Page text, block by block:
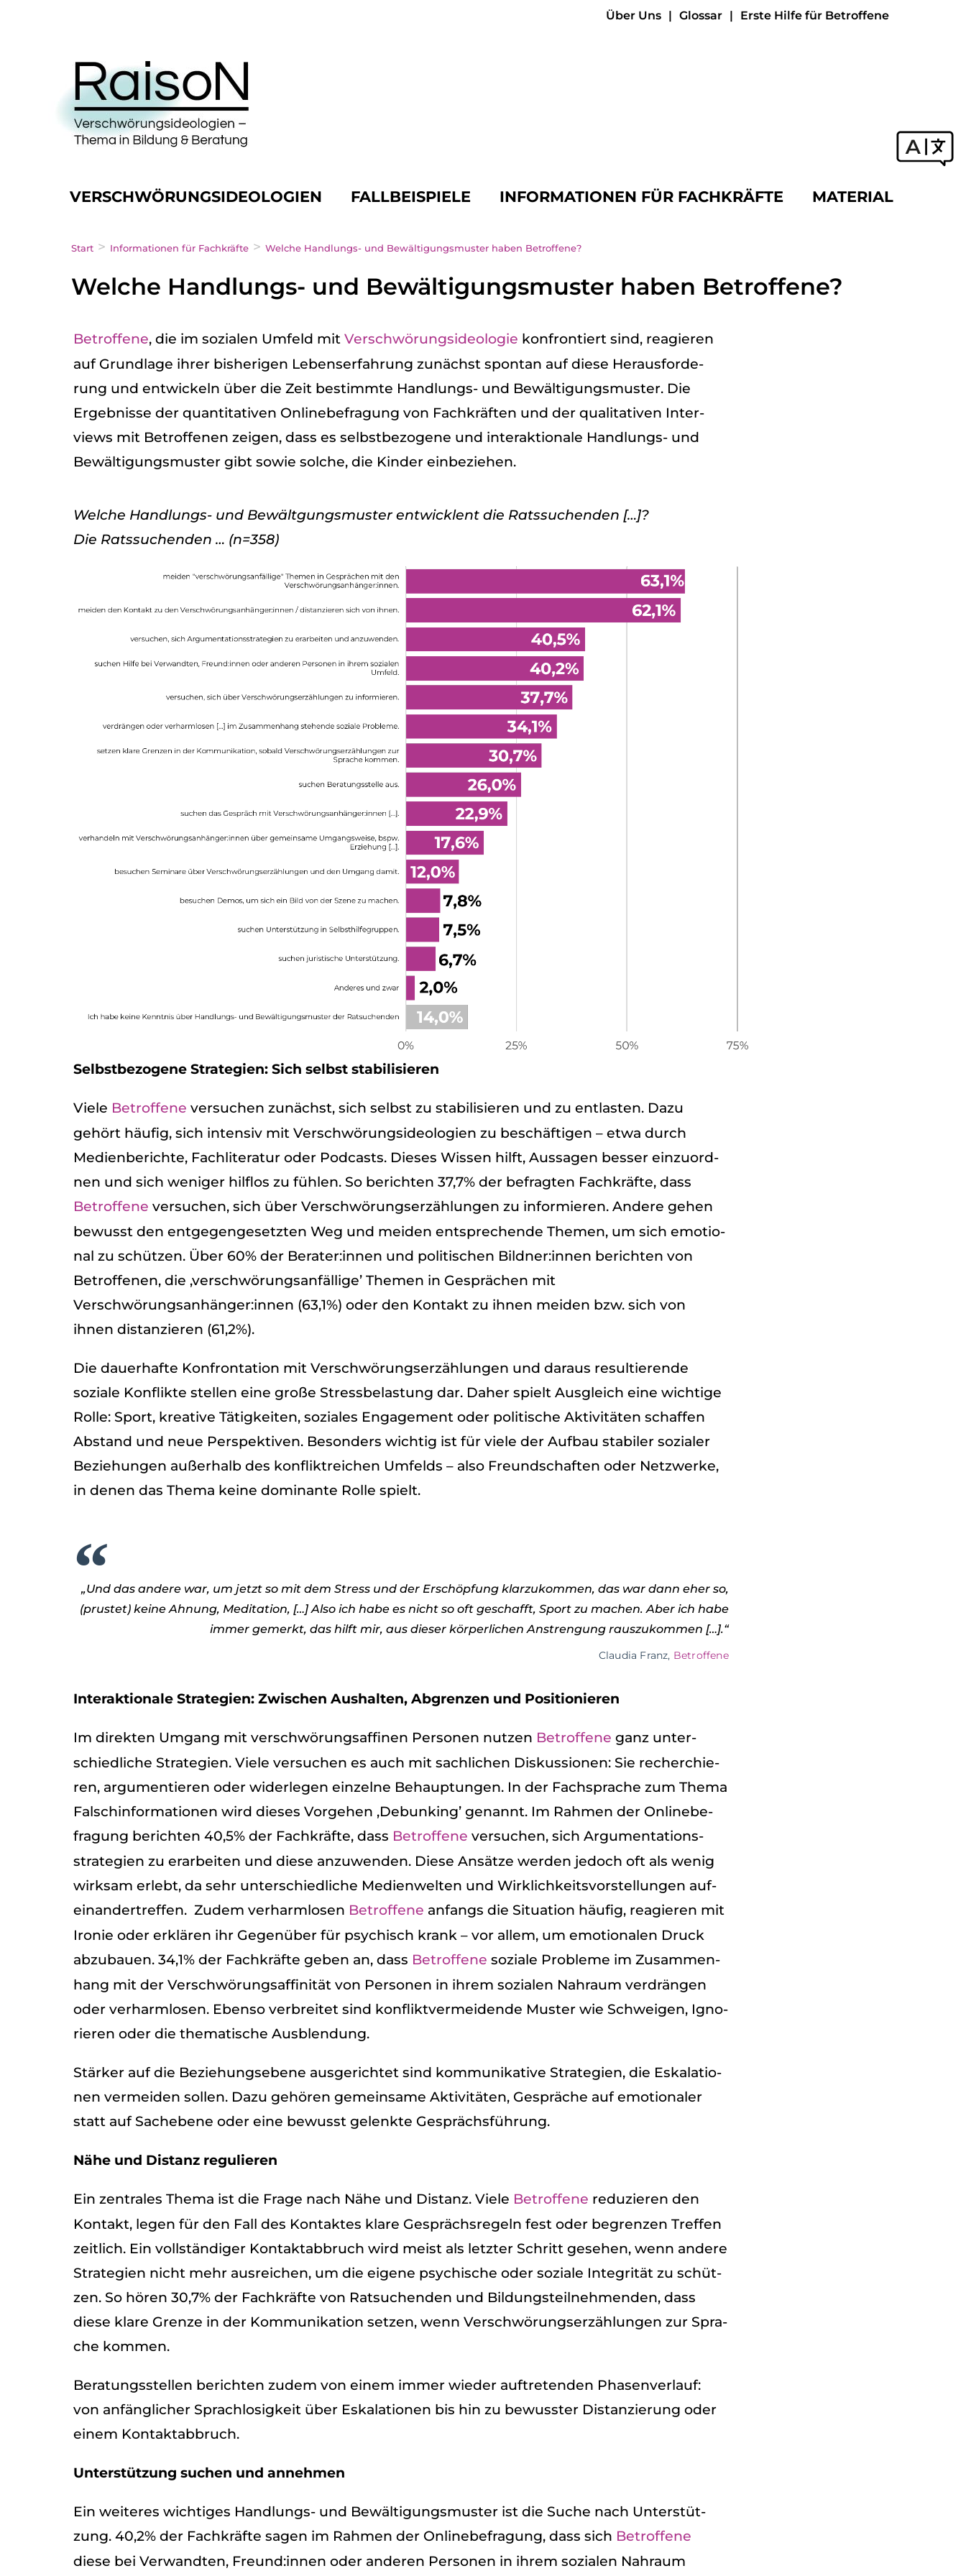
Über Uns Glossar Erste Hilfe für Betroffene
VERSCHWÖRUNGSIDEOLOGIEN FALLBEISPIELE INFORMATIONEN FÜR FACHKRÄFTE MATERIAL
Welche Handlungs- und Bewältigungsmuster haben Betroffene?
Start > Informationen für Fachkräfte > Welche Handlungs- und Bewältigungsmuster haben Betroffene?
Betrof­fene, die im sozia­len Umfeld mitVer­schwö­rungs­ideo­lo­gie kon­fron­tiert sind, reagie­ren
auf Grund­lage ihrer bis­he­ri­gen Lebens­er­fah­rung zunächst spon­tan auf diese Her­aus­for­de­
rung und ent­wi­ckeln über die Zeit bestimmte Hand­lungs- und Bewäl­ti­gungs­mus­ter. Die
Ergeb­nisse der quan­ti­ta­ti­ven Online­be­fra­gung von Fach­kräf­ten und der qua­li­ta­ti­ven Inter­
views mit Betrof­fe­nen zei­gen, dass es selbst­be­zo­gene und inter­ak­tio­nale Hand­lungs- und
Bewäl­ti­gungs­mus­ter gibt sowie sol­che, die Kin­der ein­be­zie­hen.
Wel­che Hand­lungs- und Bewält­gungs­mus­ter ent­wick­lent die Rats­su­chen­den […]?
Die Rats­su­chen­den … (n=358)
Selbst­be­zo­gene Stra­te­gien: Sich selbst sta­bi­li­sie­ren
Viele Betrof­fene ver­su­chen zunächst, sich selbst zu sta­bi­li­sie­ren und zu ent­las­ten. Dazu
gehört häu­fig, sich inten­siv mit Ver­schwö­rungs­ideo­lo­gien zu beschäf­ti­gen – etwa durch
Medi­en­be­richte, Fach­li­te­ra­tur oder Pod­casts. Die­ses Wis­sen hilft, Aus­sa­gen bes­ser ein­zu­ord­
nen und sich weni­ger hilf­los zu füh­len. So berich­ten 37,7% der befrag­ten Fach­kräfte, dass
Betrof­fene ver­su­chen, sich über Ver­schwö­rungs­er­zäh­lun­gen zu infor­mie­ren. Andere gehen
bewusst den ent­ge­gen­ge­setz­ten Weg und mei­den ent­spre­chende The­men, um sich emo­tio­
nal zu schüt­zen. Über 60% der Berater:innen und poli­ti­schen Bildner:innen berich­ten von
Betrof­fe­nen, die ‚ver­schwö­rungs­an­fäl­lige’ The­men in Gesprä­chen mit
Verschwörungsanhänger:innen (63,1%) oder den Kon­takt zu ihnen mei­den bzw. sich von
ihnen distan­zie­ren (61,2%).
Die dau­er­hafte Kon­fron­ta­tion mit Ver­schwö­rungs­er­zäh­lun­gen und dar­aus resul­tie­rende
soziale Kon­flikte stel­len eine große Stress­be­las­tung dar. Daher spielt Aus­gleich eine wich­tige
Rolle: Sport, krea­tive Tätig­kei­ten, sozia­les Enga­ge­ment oder poli­ti­sche Akti­vi­tä­ten schaf­fen
Abstand und neue Per­spek­ti­ven. Beson­ders wich­tig ist für viele der Auf­bau sta­bi­ler sozia­ler
Bezie­hun­gen außer­halb des kon­flikt­rei­chen Umfelds – also Freund­schaf­ten oder Netz­werke,
in denen das Thema keine domi­nante Rolle spielt.
„Und das andere war, um jetzt so mit dem Stress und der Erschöp­fung klar­zu­kom­men, das war dann eher so,
(prus­tet) keine Ahnung, Medi­ta­tion, […] Also ich habe es nicht so oft geschafft, Sport zu machen. Aber ich habe
immer gemerkt, das hilft mir, aus die­ser kör­per­li­chen Anstren­gung raus­zu­kom­men […].“
Clau­dia Franz, Betrof­fene
Inter­ak­tio­nale Stra­te­gien: Zwi­schen Aus­hal­ten, Abgren­zen und Posi­tio­nie­ren
Im direk­ten Umgang mit ver­schwö­rungs­af­fi­nen Per­so­nen nut­zen Betrof­fene ganz unter­
schied­li­che Stra­te­gien. Viele ver­su­chen es auch mit sach­li­chen Dis­kus­sio­nen: Sie recher­chie­
ren, argu­men­tie­ren oder wider­le­gen ein­zelne Behaup­tun­gen. In der Fach­spra­che zum Thema
Falsch­in­for­ma­tio­nen wird die­ses Vor­ge­hen ‚Debun­king’ genannt. Im Rah­men der Online­be­
fra­gung berich­ten 40,5% der Fach­kräfte, dass Betrof­fene ver­su­chen, sich Argu­men­ta­ti­ons­
stra­te­gien zu erar­bei­ten und diese anzu­wen­den. Diese Ansätze wer­den jedoch oft als wenig
wirk­sam erlebt, da sehr unter­schied­li­che Medi­en­wel­ten und Wirk­lich­keits­vor­stel­lun­gen auf­
ein­an­der­tref­fen. Zudem ver­harm­lo­sen Betrof­fene anfangs die Situa­tion häu­fig, reagie­ren mit
Iro­nie oder erklä­ren ihr Gegen­über für psy­chisch krank – vor allem, um emo­tio­na­len Druck
abzu­bauen. 34,1% der Fach­kräfte geben an, dass Betrof­fene soziale Pro­bleme im Zusam­men­
hang mit der Ver­schwö­rungs­af­fi­ni­tät von Per­so­nen in ihrem sozia­len Nah­raum ver­drän­gen
oder ver­harm­lo­sen. Ebenso ver­brei­tet sind kon­flikt­ver­mei­dende Mus­ter wie Schwei­gen, Igno­
rie­ren oder die the­ma­ti­sche Aus­blen­dung.
Stär­ker auf die Bezie­hungs­ebene aus­ge­rich­tet sind kom­mu­ni­ka­tive Stra­te­gien, die Eska­la­tio­
nen ver­mei­den sol­len. Dazu gehö­ren gemein­same Akti­vi­tä­ten, Gesprä­che auf emo­tio­na­ler
statt auf Sach­ebene oder eine bewusst gelenkte Gesprächs­füh­rung.
Nähe und Distanz regu­lie­ren
Ein zen­tra­les Thema ist die Frage nach Nähe und Distanz. Viele Betrof­fene redu­zie­ren den
Kon­takt, legen für den Fall des Kon­tak­tes klare Gesprächs­re­geln fest oder begren­zen Tref­fen
zeit­lich. Ein voll­stän­di­ger Kon­takt­ab­bruch wird meist als letz­ter Schritt gese­hen, wenn andere
Stra­te­gien nicht mehr aus­rei­chen, um die eigene psy­chi­sche oder soziale Inte­gri­tät zu schüt­
zen. So hören 30,7% der Fach­kräfte von Rat­su­chen­den und Bil­dungs­teil­neh­men­den, dass
diese klare Grenze in der Kom­mu­ni­ka­tion set­zen, wenn Ver­schwö­rungs­er­zäh­lun­gen zur Spra­
che kom­men.
Bera­tungs­stel­len berich­ten zudem von einem immer wie­der auf­tre­ten­den Pha­sen­ver­lauf:
von anfäng­li­cher Sprach­lo­sig­keit über Eska­la­tio­nen bis hin zu bewuss­ter Distan­zie­rung oder
einem Kon­takt­ab­bruch.
Unter­stüt­zung suchen und anneh­men
Ein wei­te­res wich­ti­ges Hand­lungs- und Bewäl­ti­gungs­mus­ter ist die Suche nach Unter­stüt­
zung. 40,2% der Fach­kräfte sagen im Rah­men der Online­be­fra­gung, dass sich Betrof­fene
diese bei Ver­wand­ten, Freund:innen oder ande­ren Per­so­nen in ihrem sozia­len Nah­raum